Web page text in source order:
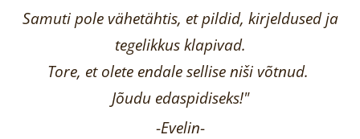
Samuti pole vähetähtis, et pildid, kirjeldused ja
tegelikkus klapivad.
Tore, et olete endale sellise niši võtnud.
Jõudu edaspidiseks!"
-Evelin-